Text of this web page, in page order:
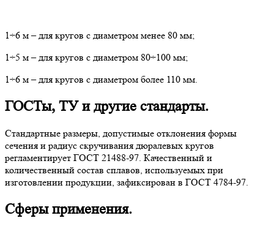
1÷6 м – для кругов с диаметром менее 80 мм;
1÷5 м – для кругов с диаметром 80÷100 мм;
1÷6 м – для кругов с диаметром более 110 мм.
ГОСТы, ТУ и другие стандарты.
Стандартные размеры, допустимые отклонения формы
сечения и радиус скручивания дюралевых кругов
регламентирует ГОСТ 21488-97. Качественный и
количественный состав сплавов, используемых при
изготовлении продукции, зафиксирован в ГОСТ 4784-97.
Сферы применения.